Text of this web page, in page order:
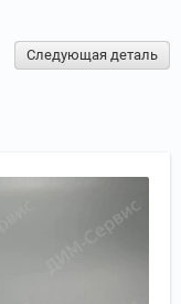
Следующая деталь